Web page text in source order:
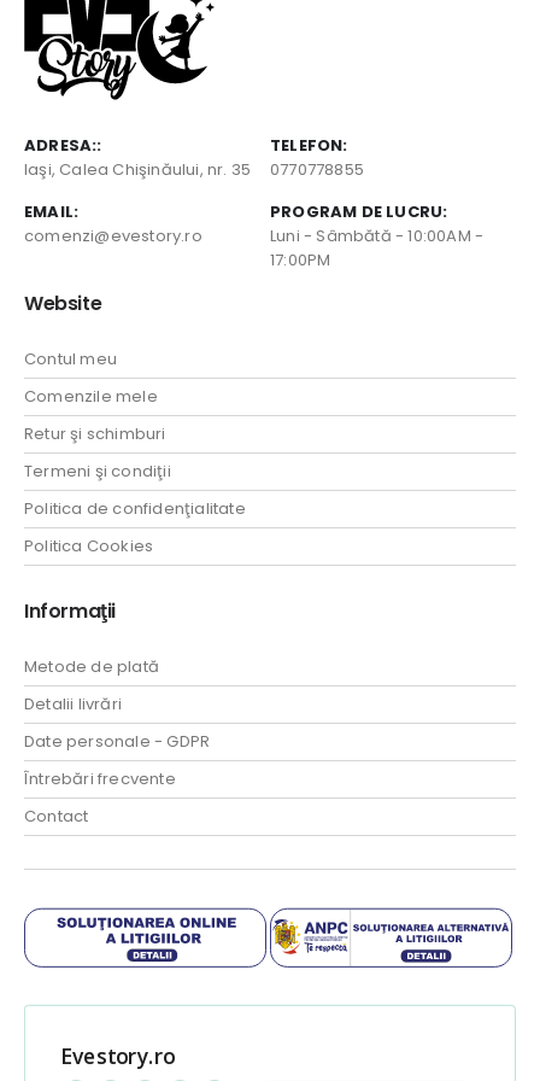
ADRESA::
Iaşi, Calea Chişinăului, nr. 35
TELEFON:
0770778855
EMAIL:
comenzi@evestory.ro
PROGRAM DE LUCRU:
Luni - Sâmbătă - 10:00AM -
17:00PM
Website
Contul meu
Comenzile mele
Retur şi schimburi
Termeni şi condiţii
Politica de confidenţialitate
Politica Cookies
Informaţii
Metode de plată
Detalii livrări
Date personale - GDPR
Întrebări frecvente
Contact
Evestory.ro